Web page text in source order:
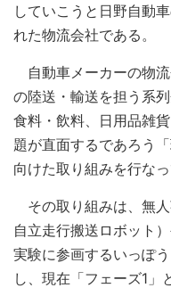
していこうと日野自動
れた物流会社である。
自動車メーカーの物
の陸送・輸送を担う系
食料・飲料、日用品雑
題が直面するであろう
向けた取り組みを行なっ
その取り組みは、無
自立走行搬送ロボット
実験に参画するいっぽ
し、現在「フェーズ1